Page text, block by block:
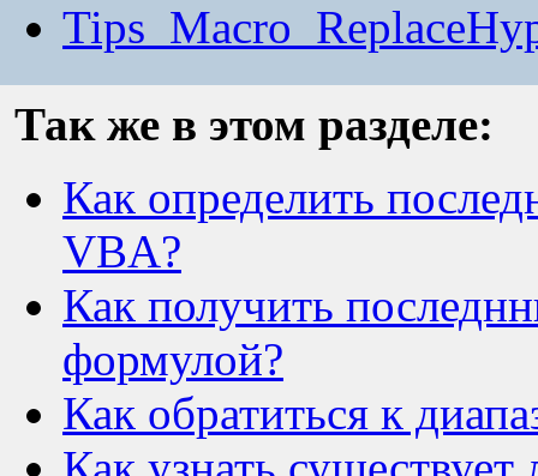
Так же в этом разделе:
Как определить
VBA?
Как получить
формулой?
Как обратиться к